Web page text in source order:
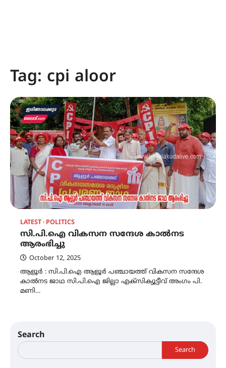
Tag: cpi aloor
LATEST POLITICS
സി.പി.ഐ വികസന സന്ദേശ കാൽനട
ആരംഭിച്ചു
October 12, 2025
ആളൂർ : സി.പി.ഐ ആളൂർ പഞ്ചായത്ത് വികസന സന്ദേശ
കാൽനട ജാഥ സി.പി.ഐ ജില്ലാ എക്സിക്യൂട്ടീവ് അംഗം പി.
മണി…
Search
Search